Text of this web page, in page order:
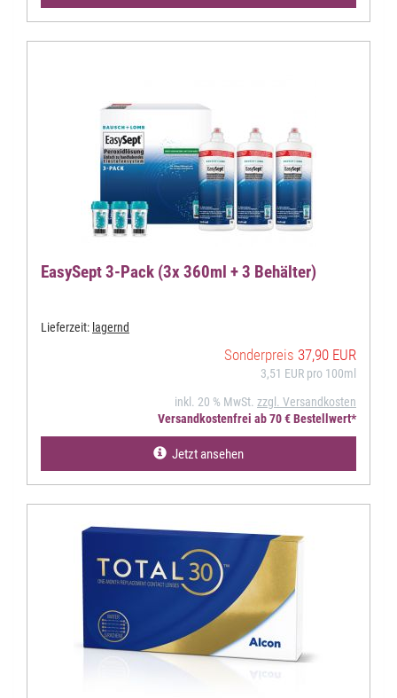
EasySept 3-Pack (3x 360ml + 3 Behälter)
Lieferzeit: lagernd
Sonderpreis 37,90 EUR
3,51 EUR pro 100ml
inkl. 20 % MwSt. zzgl. Versandkosten
Versandkostenfrei ab 70 € Bestellwert*
Jetzt ansehen